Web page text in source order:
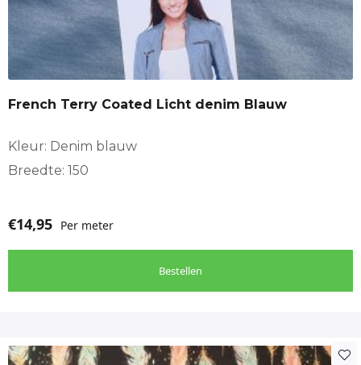
French Terry Coated Licht denim Blauw
Kleur: Denim blauw
Breedte: 150
€14,95 Per meter
Bestellen